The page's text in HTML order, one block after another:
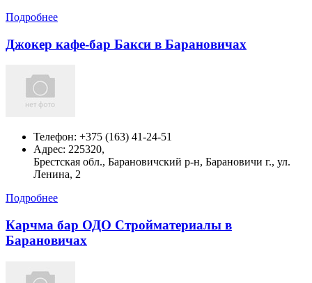
Подробнее
Джокер кафе-бар Бакси в Барановичах
Телефон: +375 (163) 41-24-51
Адрес: 225320,
Брестская обл., Барановичский р-н, Барановичи г., ул.
Ленина, 2
Подробнее
Карчма бар ОДО Стройматериалы в
Барановичах